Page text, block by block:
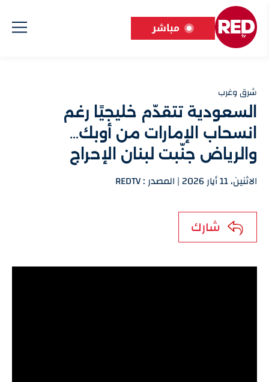
مباشر
شرق وغرب
السعودية تتقدّم خليجيًا رغم
انسحاب الإمارات من أوبك…
والرياض جنّبت لبنان الإحراج
الاثنين، 11 أيار 2026 | المصدر : REDTV
شارك